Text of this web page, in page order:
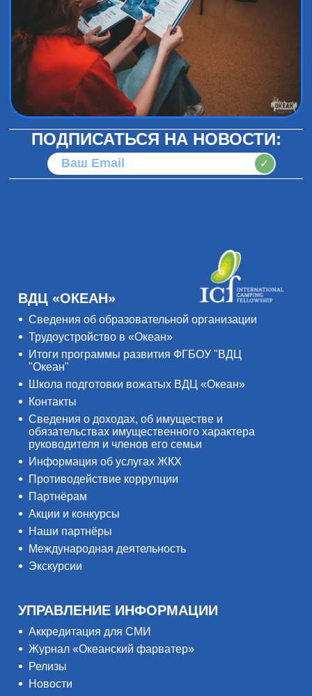
ПОДПИСАТЬСЯ НА НОВОСТИ:
✓
ВДЦ «ОКЕАН»
Сведения об образовательной организации
Трудоустройство в «Океан»
Итоги программы развития ФГБОУ "ВДЦ
"Океан"
Школа подготовки вожатых ВДЦ «Океан»
Контакты
Сведения о доходах, об имуществе и
обязательствах имущественного характера
руководителя и членов его семьи
Информация об услугах ЖКХ
Противодействие коррупции
Партнёрам
Акции и конкурсы
Наши партнёры
Международная деятельность
Экскурсии
УПРАВЛЕНИЕ ИНФОРМАЦИИ
Аккредитация для СМИ
Журнал «Океанский фарватер»
Релизы
Новости